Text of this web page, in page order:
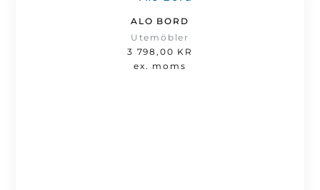
ALO BORD
Utemöbler
3 798,00 KR
ex. moms